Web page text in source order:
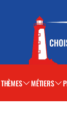
THÈMES MÉTIERS